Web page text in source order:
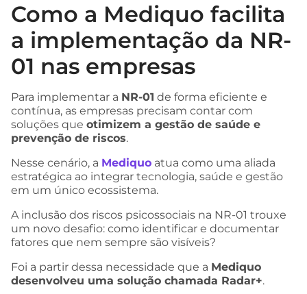
Como a Mediquo facilita
a implementação da NR-
01 nas empresas
Para implementar a NR-01 de forma eficiente e
contínua, as empresas precisam contar com
soluções que otimizem a gestão de saúde e
prevenção de riscos.
Nesse cenário, a Mediquo atua como uma aliada
estratégica ao integrar tecnologia, saúde e gestão
em um único ecossistema.
A inclusão dos riscos psicossociais na NR-01 trouxe
um novo desafio: como identificar e documentar
fatores que nem sempre são visíveis?
Foi a partir dessa necessidade que a Mediquo
desenvolveu uma solução chamada Radar+.